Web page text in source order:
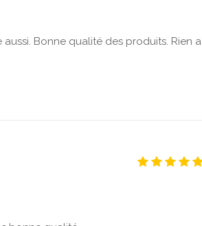
Bonne qualité des produits. Rien a